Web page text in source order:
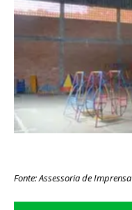
Fonte: Assessoria de Imprensa